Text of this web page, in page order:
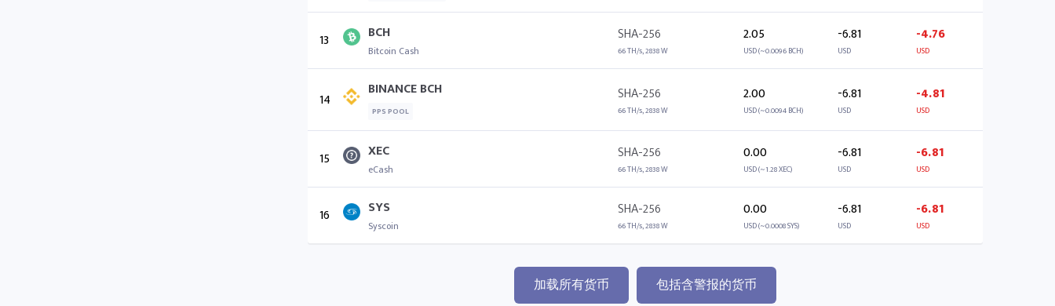
13 BCH
Bitcoin Cash
SHA-256
66 TH/s, 2838 W
2.05
USD (~0.0096 BCH)
-6.81
USD
-4.76
USD
14 BINANCE BCH
PPS POOL
SHA-256
66 TH/s, 2838 W
2.00
USD (~0.0094 BCH)
-6.81
USD
-4.81
USD
15 XEC
eCash
SHA-256
66 TH/s, 2838 W
0.00
USD (~1.28 XEC)
-6.81
USD
-6.81
USD
16 SYS
Syscoin
SHA-256
66 TH/s, 2838 W
0.00
USD (~0.0008 SYS)
-6.81
USD
-6.81
USD
加载所有货币 包括含警报的货币